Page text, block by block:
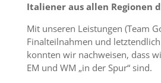
Italiener aus allen Regionen
Mit unseren Leistungen (Team
Finalteilnahmen und
konnten wir nachweisen, dass
EM und WM „in der Spur“ sind.